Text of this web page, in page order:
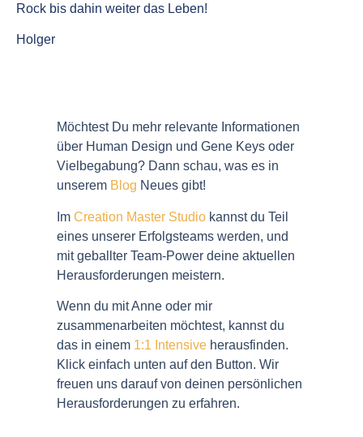
Rock bis dahin weiter das Leben!
Holger
Möchtest Du mehr relevante Informationen
über Human Design und Gene Keys oder
Vielbegabung? Dann schau, was es in
unserem Blog Neues gibt!
Im Creation Master Studio kannst du Teil
eines unserer Erfolgsteams werden, und
mit geballter Team-Power deine aktuellen
Herausforderungen meistern.
Wenn du mit Anne oder mir
zusammenarbeiten möchtest, kannst du
das in einem 1:1 Intensive herausfinden.
Klick einfach unten auf den Button. Wir
freuen uns darauf von deinen persönlichen
Herausforderungen zu erfahren.